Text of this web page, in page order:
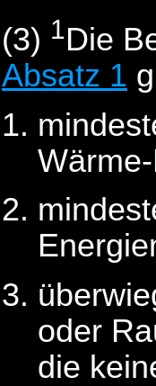
(3) 1Die
Absatz 1
oder
die